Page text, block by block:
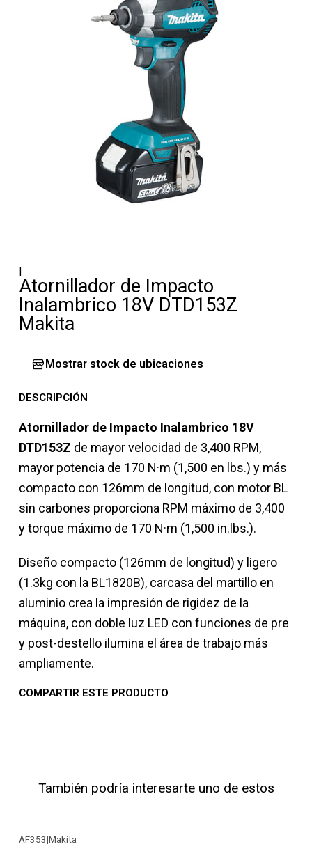
|
Atornillador de Impacto
Inalambrico 18V DTD153Z
Makita
Mostrar stock de ubicaciones
DESCRIPCIÓN
Atornillador de Impacto Inalambrico 18V
DTD153Z de mayor velocidad de 3,400 RPM,
mayor potencia de 170 N·m (1,500 en lbs.) y más
compacto con 126mm de longitud, con motor BL
sin carbones proporciona RPM máximo de 3,400
y torque máximo de 170 N·m (1,500 in.lbs.).
Diseño compacto (126mm de longitud) y ligero
(1.3kg con la BL1820B), carcasa del martillo en
aluminio crea la impresión de rigidez de la
máquina, con doble luz LED con funciones de pre
y post-destello ilumina el área de trabajo más
ampliamente.
COMPARTIR ESTE PRODUCTO
También podría interesarte uno de estos
AF353|Makita